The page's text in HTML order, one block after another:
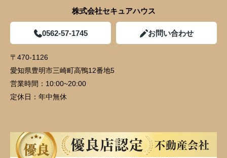
株式会社セキュアハウス
0562-57-1745 お問い合わせ
〒470-1126
愛知県豊明市三崎町高鴨12番地5
営業時間： 10:00~20:00
定休日： 年中無休